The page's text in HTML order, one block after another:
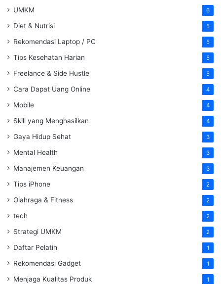
UMKM 6
Diet & Nutrisi 5
Rekomendasi Laptop / PC 5
Tips Kesehatan Harian 5
Freelance & Side Hustle 5
Cara Dapat Uang Online 4
Mobile 4
Skill yang Menghasilkan 4
Gaya Hidup Sehat 3
Mental Health 3
Manajemen Keuangan 3
Tips iPhone 2
Olahraga & Fitness 2
tech 2
Strategi UMKM 2
Daftar Pelatih 1
Rekomendasi Gadget 1
Menjaga Kualitas Produk 1